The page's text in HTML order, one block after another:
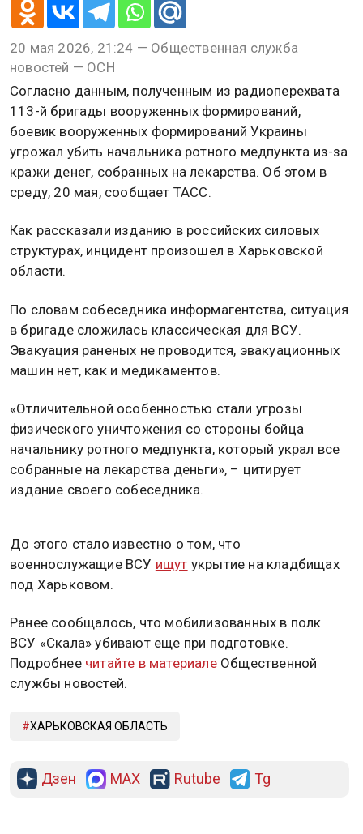
20 мая 2026, 21:24 — Общественная служба
новостей — ОСН
Согласно данным, полученным из радиоперехвата
113-й бригады вооруженных формирований,
боевик вооруженных формирований Украины
угрожал убить начальника ротного медпункта из-за
кражи денег, собранных на лекарства. Об этом в
среду, 20 мая, сообщает ТАСС.
Как рассказали изданию в российских силовых
структурах, инцидент произошел в Харьковской
области.
По словам собеседника информагентства, ситуация
в бригаде сложилась классическая для ВСУ.
Эвакуация раненых не проводится, эвакуационных
машин нет, как и медикаментов.
«Отличительной особенностью стали угрозы
физического уничтожения со стороны бойца
начальнику ротного медпункта, который украл все
собранные на лекарства деньги», – цитирует
издание своего собеседника.
До этого стало известно о том, что
военнослужащие ВСУ ищут укрытие на кладбищах
под Харьковом.
Ранее сообщалось, что мобилизованных в полк
ВСУ «Скала» убивают еще при подготовке.
Подробнее читайте в материалеОбщественной
службы новостей.
ХАРЬКОВСКАЯ ОБЛАСТЬ
Дзен MAX Rutube Tg